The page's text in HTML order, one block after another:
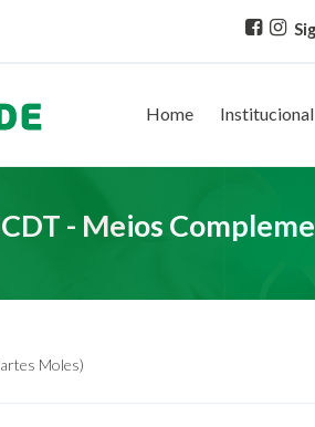
Home Institucional
- Meios
Moles)